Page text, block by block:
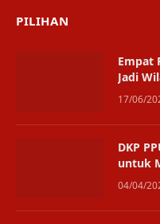
PILIHAN
Empat
Jadi
17/06/
DKP
untuk
04/04/